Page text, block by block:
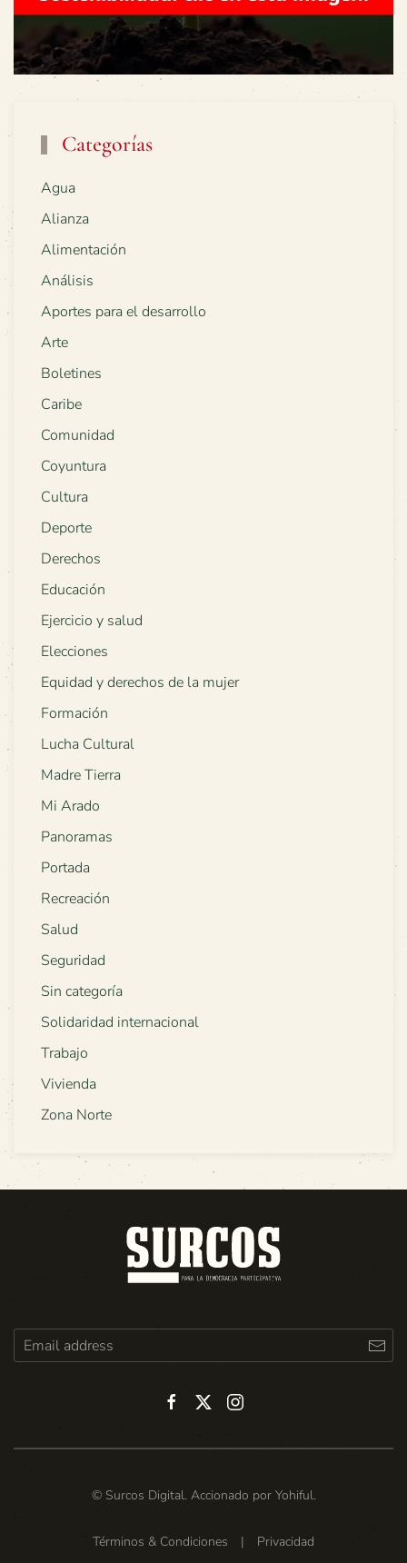
Categorías
Agua
Alianza
Alimentación
Análisis
Aportes para el desarrollo
Arte
Boletines
Caribe
Comunidad
Coyuntura
Cultura
Deporte
Derechos
Educación
Ejercicio y salud
Elecciones
Equidad y derechos de la mujer
Formación
Lucha Cultural
Madre Tierra
Mi Arado
Panoramas
Portada
Recreación
Salud
Seguridad
Sin categoría
Solidaridad internacional
Trabajo
Vivienda
Zona Norte
© Surcos Digital. Accionado por Yohiful.
Términos & Condiciones | Privacidad